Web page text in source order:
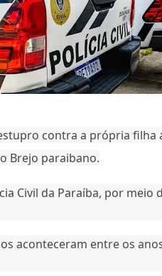
contra a própria filha
Brejo paraibano.
Civil da Paraíba, por meio
aconteceram entre os